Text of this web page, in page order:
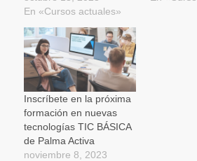
En «Cursos actuales»
Inscríbete en la próxima
formación en nuevas
tecnologías TIC BÁSICA
de Palma Activa
noviembre 8, 2023